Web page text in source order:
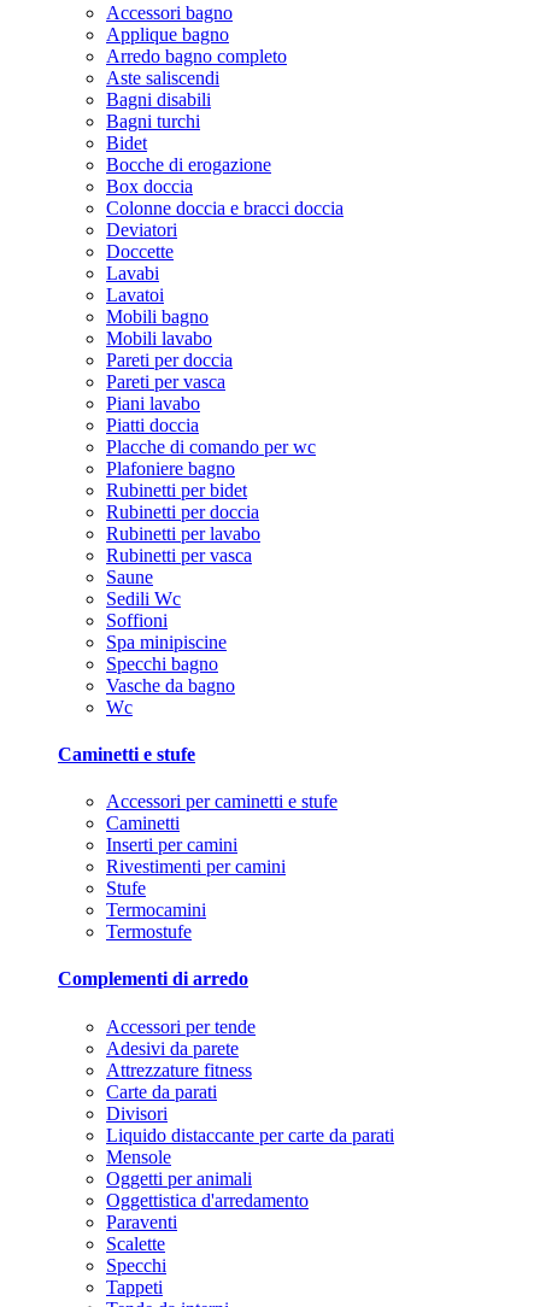
Accessori bagno
Applique bagno
Arredo bagno completo
Aste saliscendi
Bagni disabili
Bagni turchi
Bidet
Bocche di erogazione
Box doccia
Colonne doccia e bracci doccia
Deviatori
Doccette
Lavabi
Lavatoi
Mobili bagno
Mobili lavabo
Pareti per doccia
Pareti per vasca
Piani lavabo
Piatti doccia
Placche di comando per wc
Plafoniere bagno
Rubinetti per bidet
Rubinetti per doccia
Rubinetti per lavabo
Rubinetti per vasca
Saune
Sedili Wc
Soffioni
Spa minipiscine
Specchi bagno
Vasche da bagno
Wc
Caminetti e stufe
Accessori per caminetti e stufe
Caminetti
Inserti per camini
Rivestimenti per camini
Stufe
Termocamini
Termostufe
Complementi di arredo
Accessori per tende
Adesivi da parete
Attrezzature fitness
Carte da parati
Divisori
Liquido distaccante per carte da parati
Mensole
Oggetti per animali
Oggettistica d'arredamento
Paraventi
Scalette
Specchi
Tappeti